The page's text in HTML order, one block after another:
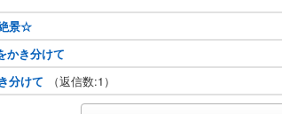
景☆
かき分けて
分けて
（返信数:1）